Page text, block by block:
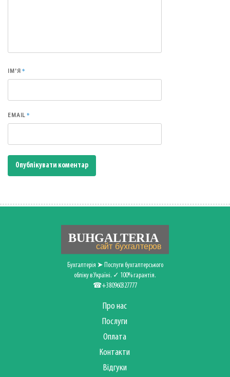
ІМ'Я*
EMAIL*
Бухгалтерія ➤ Послуги бухгалтерського
обліку в Україні. ✓ 100% гарантія.
☎+380960327777
Про нас
Послуги
Оплата
Контакти
Відгуки